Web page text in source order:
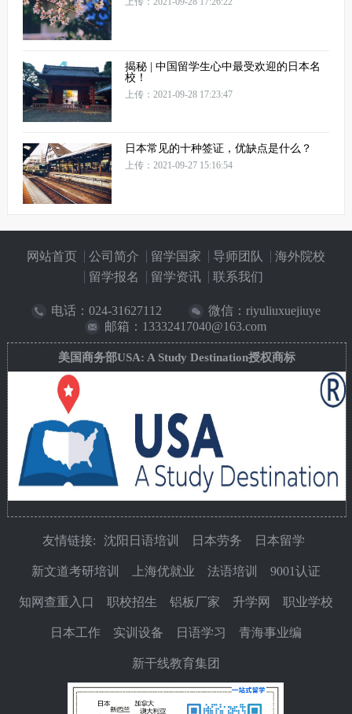
揭秘 | 中国留学生心中最受欢迎的日本名
校！
上传：2021-09-28 17:23:47
日本常见的十种签证，优缺点是什么？
上传：2021-09-27 15:16:54
网站首页 公司简介 留学国家 导师团队
海外院校
留学报名
留学资讯 联系我们
电话： 024-31627112
微信：riyuliuxuejiuye
邮箱：13332417040@163.com
美国商务部USA: A Study Destination授权商标
友情链接: 沈阳日语培训 日本劳务 日本留学
新文道考研培训 上海优就业 法语培训 9001认证
知网查重入口 职校招生 铝板厂家 升学网 职业学校
日本工作 实训设备 日语学习 青海事业编
新干线教育集团